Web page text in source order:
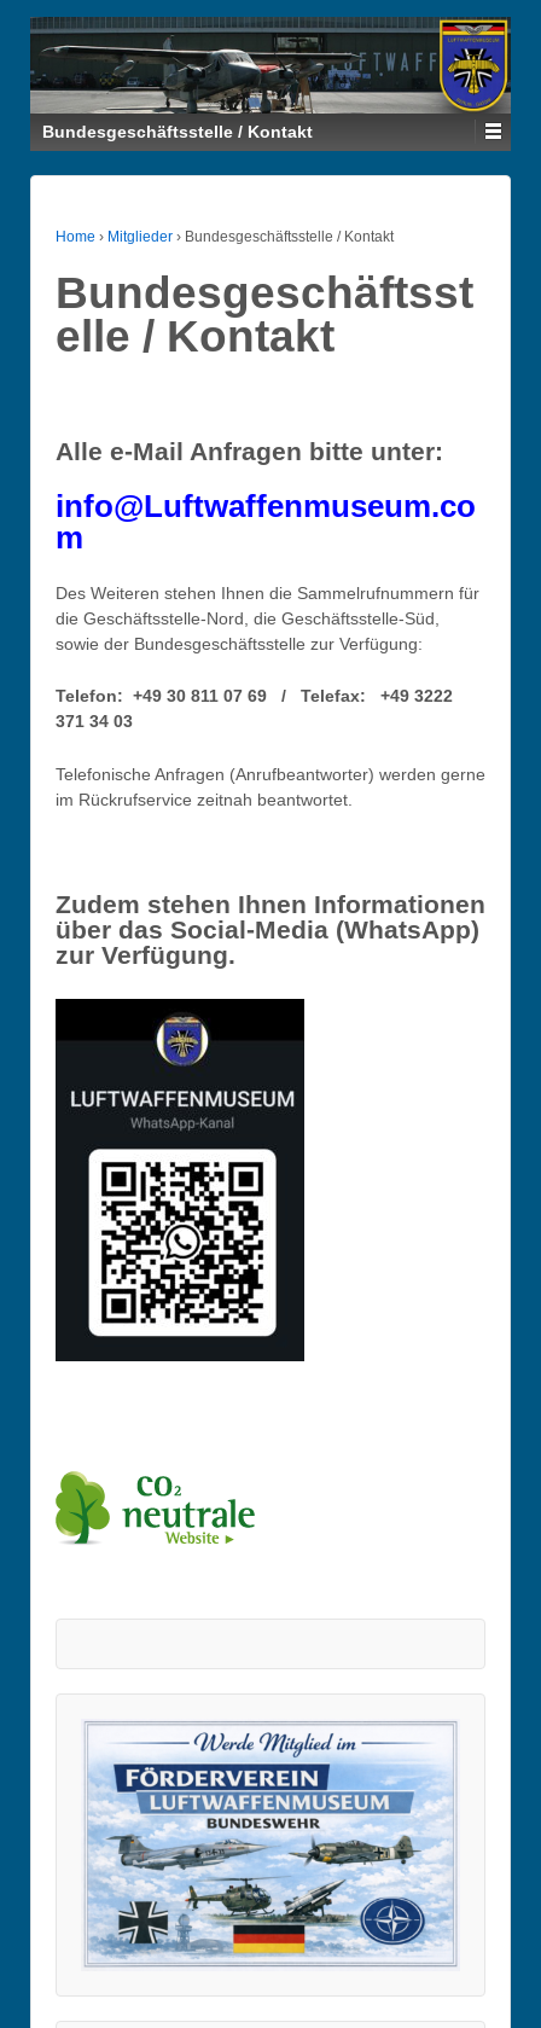
Bundesgeschäftsstelle / Kontakt
Home › Mitglieder › Bundesgeschäftsstelle / Kontakt
Bundesgeschäftsst
elle / Kontakt
Alle e-Mail Anfragen bitte unter:
info@Luftwaffenmuseum.co
m
Des Weiteren stehen Ihnen die Sammelrufnummern für
die Geschäftsstelle-Nord, die Geschäftsstelle-Süd,
sowie der Bundesgeschäftsstelle zur Verfügung:
Telefon: +49 30 811 07 69 / Telefax: +49 3222
371 34 03
Telefonische Anfragen (Anrufbeantworter) werden gerne
im Rückrufservice zeitnah beantwortet.
Zudem stehen Ihnen Informationen
über das Social-Media (WhatsApp)
zur Verfügung.